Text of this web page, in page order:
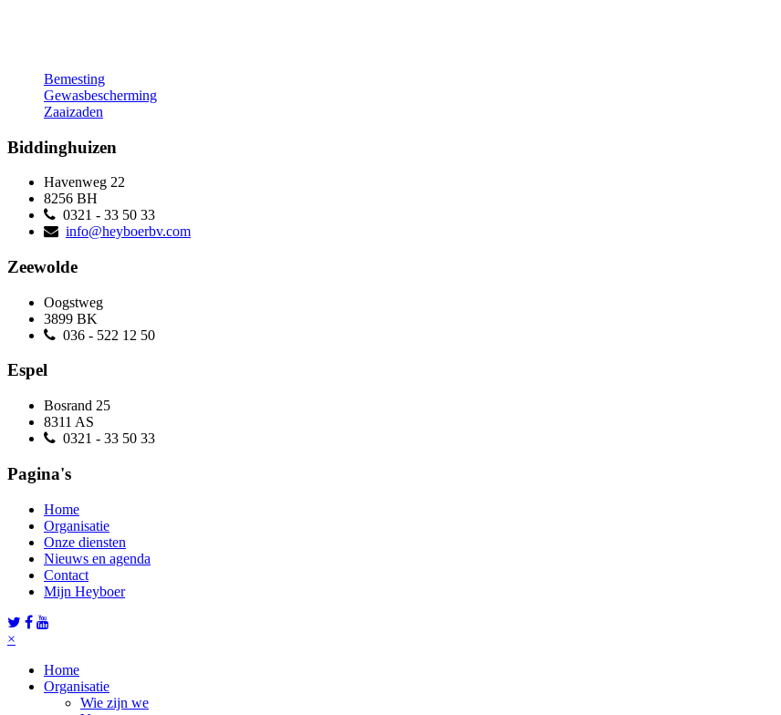
Bemesting
Gewasbescherming
Zaaizaden
Biddinghuizen
Havenweg 22
8256 BH
0321 - 33 50 33
info@heyboerbv.com
Zeewolde
Oogstweg
3899 BK
036 - 522 12 50
Espel
Bosrand 25
8311 AS
0321 - 33 50 33
Pagina's
Home
Organisatie
Onze diensten
Nieuws en agenda
Contact
Mijn Heyboer
×
Home
Organisatie
Wie zijn we